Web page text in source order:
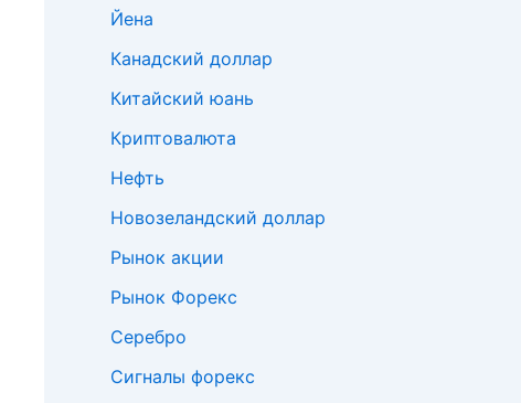
Йена
Канадский доллар
Китайский юань
Криптовалюта
Нефть
Новозеландский доллар
Рынок акции
Рынок Форекс
Серебро
Сигналы форекс